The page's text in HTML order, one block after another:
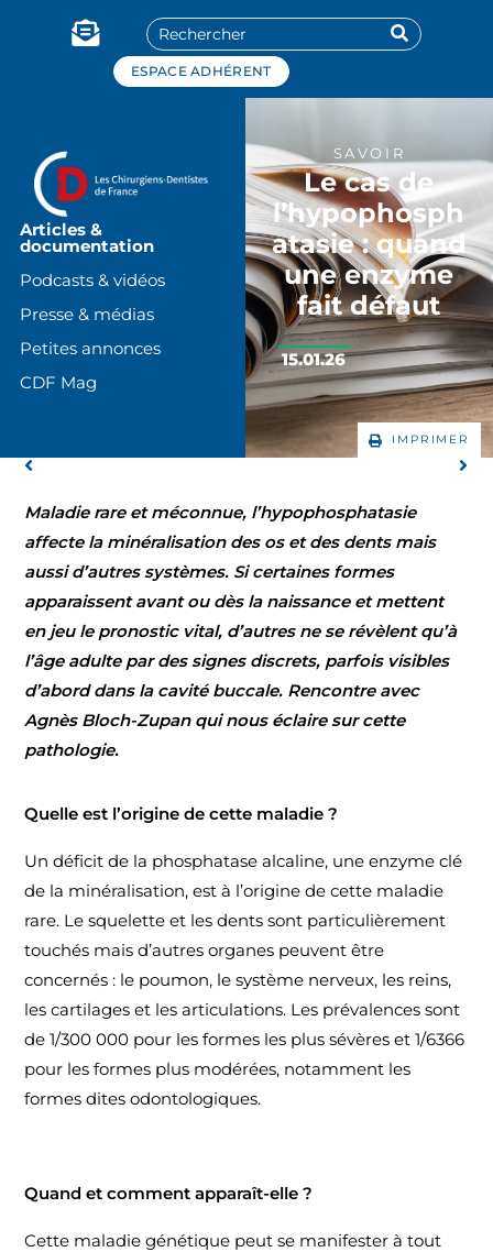
ESPACE ADHÉRENT
Articles &
documentation
Podcasts & vidéos
Presse & médias
Petites annonces
CDF Mag
SAVOIR
Le cas de
l’hypophosph
atasie : quand
une enzyme
fait défaut
IMPRIMER
15.01.26
Maladie rare et méconnue, l’hypophosphatasie
affecte la minéralisation des os et des dents mais
aussi d’autres systèmes. Si certaines formes
apparaissent avant ou dès la naissance et mettent
en jeu le pronostic vital, d’autres ne se révèlent qu’à
l’âge adulte par des signes discrets, parfois visibles
d’abord dans la cavité buccale. Rencontre avec
Agnès Bloch-Zupan qui nous éclaire sur cette
pathologie.
Quelle est l’origine de cette maladie ?
Un déficit de la phosphatase alcaline, une enzyme clé
de la minéralisation, est à l’origine de cette maladie
rare. Le squelette et les dents sont particulièrement
touchés mais d’autres organes peuvent être
concernés : le poumon, le système nerveux, les reins,
les cartilages et les articulations. Les prévalences sont
de 1/300 000 pour les formes les plus sévères et 1/6366
pour les formes plus modérées, notamment les
formes dites odontologiques.
Quand et comment apparaît-elle ?
Cette maladie génétique peut se manifester à tout
Panneau de gestion des cookies